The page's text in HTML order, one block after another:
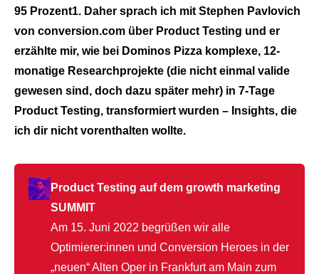
95 Prozent1. Daher sprach ich mit Stephen Pavlovich
von conversion.com über Product Testing und er
erzählte mir, wie bei Dominos Pizza komplexe, 12-
monatige Researchprojekte (die nicht einmal valide
gewesen sind, doch dazu später mehr) in 7-Tage
Product Testing, transformiert wurden – Insights, die
ich dir nicht vorenthalten wollte.
Product Testing auf dem growth marketing
SUMMIT
Am 15. Juni 2022 begrüßen wir alle
Optimierer:innen und Conversion Heroes in der
„neuen“ Alten Oper in Frankfurt am Main zum